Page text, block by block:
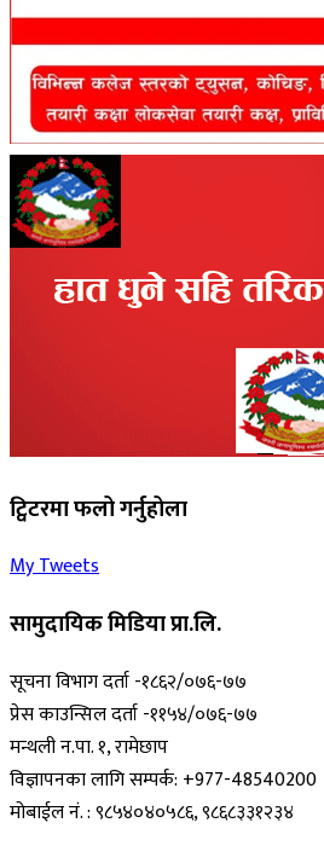
ट्विटरमा फलो गर्नुहोला
My Tweets
सामुदायिक मिडिया प्रा.लि.
सूचना विभाग दर्ता -१८६२/०७६-७७
प्रेस काउन्सिल दर्ता -११५४/०७६-७७
मन्थली न.पा. १, रामेछाप
विज्ञापनका लागि सम्पर्क: +977-48540200
मोबाईल नं. : ९८५४०४०५८६, ९८६८३३१२३४